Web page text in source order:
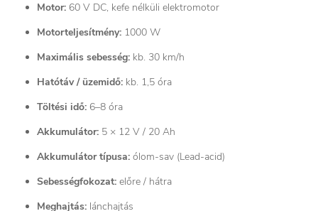
Motor: 60 V DC, kefe nélküli elektromotor
Motorteljesítmény: 1000 W
Maximális sebesség: kb. 30 km/h
Hatótáv / üzemidő: kb. 1,5 óra
Töltési idő: 6–8 óra
Akkumulátor: 5 × 12 V / 20 Ah
Akkumulátor típusa: ólom-sav (Lead-acid)
Sebességfokozat: előre / hátra
Meghajtás: lánchajtás